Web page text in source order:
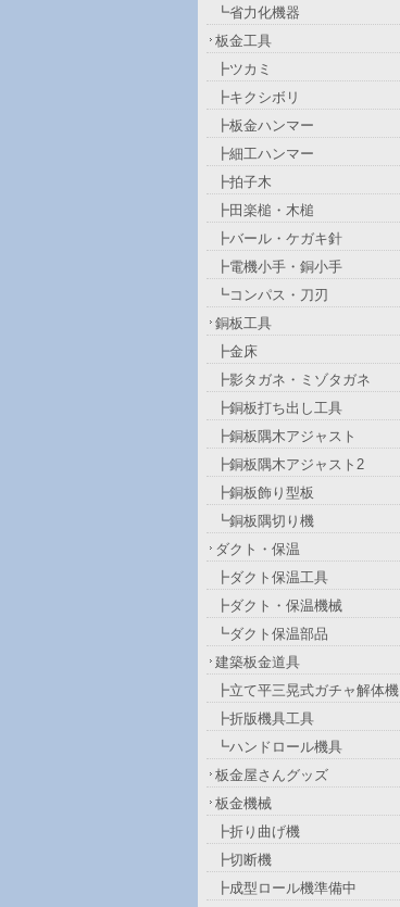
┗省力化機器
板金工具
┣ツカミ
┣キクシボリ
┣板金ハンマー
┣細工ハンマー
┣拍子木
┣田楽槌・木槌
┣バール・ケガキ針
┣電機小手・銅小手
┗コンパス・刀刃
銅板工具
┣金床
┣影タガネ・ミゾタガネ
┣銅板打ち出し工具
┣銅板隅木アジャスト
┣銅板隅木アジャスト2
┣銅板飾り型板
┗銅板隅切り機
ダクト・保温
┣ダクト保温工具
┣ダクト・保温機械
┗ダクト保温部品
建築板金道具
┣立て平三晃式ガチャ解体機
┣折版機具工具
┗ハンドロール機具
板金屋さんグッズ
板金機械
┣折り曲げ機
┣切断機
┣成型ロール機準備中